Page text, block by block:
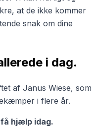
at de ikke kommer
snak om dine
i dag.
af Janus Wiese, som
i flere år.
hjælp idag.